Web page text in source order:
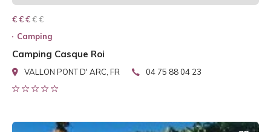
€ € € € €
€ € €
Camping
Camping Casque Roi
VALLON PONT D' ARC, FR 04 75 88 04 23